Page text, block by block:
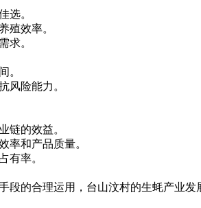
选。
殖效率。
求。
。
风险能力。
链的效益。
率和产品质量。
有率。
的合理运用，台山汶村的生蚝产业发